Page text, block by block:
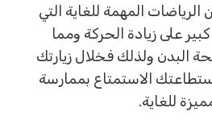
المهمة للغاية التي
على زيادة الحركة ومما
ولذلك فخلال زيارتك
الاستمتاع بممارسة
للغاية.